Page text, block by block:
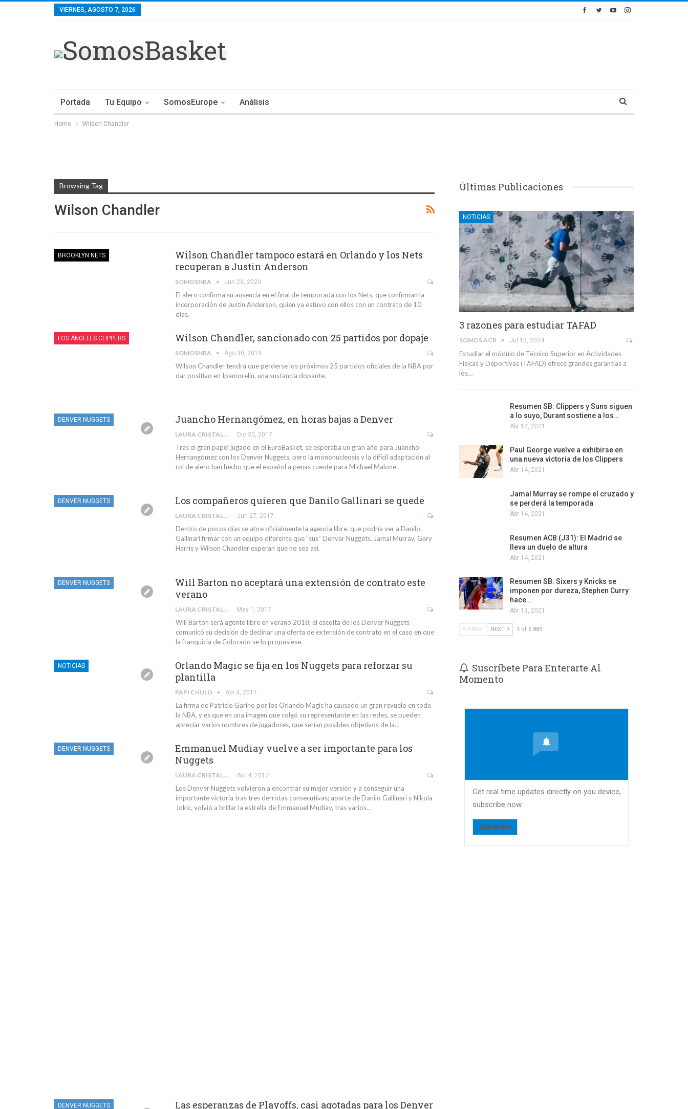
VIERNES, AGOSTO 7, 2026
Portada Tu Equipo SomosEurope Análisis
Home Wilson Chandler
Browsing Tag
Wilson Chandler
BROOKLYN NETS
Wilson Chandler tampoco estará en Orlando y los Nets
recuperan a Justin Anderson
SOMOSNBA Jun 29, 2020
El alero confirma su ausencia en el final de temporada con los Nets, que confirman la
incorporación de Justin Anderson, quien ya estuvo con ellos con un contrato de 10
días.
LOS ÁNGELES CLIPPERS Wilson Chandler, sancionado con 25 partidos por dopaje
SOMOSNBA Ago 30, 2019
Wilson Chandler tendrá que perderse los próximos 25 partidos oficiales de la NBA por
dar positivo en Ipamorelin, una sustancia dopante.
DENVER NUGGETS Juancho Hernangómez, en horas bajas a Denver
LAURA CRISTALDI Dic 30, 2017
Tras el gran papel jugado en el EuroBasket, se esperaba un gran año para Juancho
Hernangómez con los Denver Nuggets, pero la mononucleosis y la difícil adaptación al
rol de alero han hecho que el español a penas cuente para Michael Malone.
DENVER NUGGETS Los compañeros quieren que Danilo Gallinari se quede
LAURA CRISTALDI Jun 27, 2017
Dentro de pocos días se abre oficialmente la agencia libre, que podría ver a Danilo
Gallinari firmar con un equipo diferente que “sus” Denver Nuggets. Jamal Murray, Gary
Harris y Wilson Chandler esperan que no sea así.
DENVER NUGGETS
Will Barton no aceptará una extensión de contrato este
verano
LAURA CRISTALDI May 1, 2017
Will Barton será agente libre en verano 2018; el escolta de los Denver Nuggets
comunicó su decisión de declinar una oferta de extensión de contrato en el caso en que
la franquicia de Colorado se lo propusiese.
NOTICIAS
Orlando Magic se fija en los Nuggets para reforzar su
plantilla
PAPI CHULO Abr 4, 2017
La firma de Patricio Garino por los Orlando Magic ha causado un gran revuelo en toda
la NBA, y es que en una imagen que colgó su representante en las redes, se pueden
apreciar varios nombres de jugadores, que serían posibles objetivos de la…
DENVER NUGGETS
Emmanuel Mudiay vuelve a ser importante para los
Nuggets
LAURA CRISTALDI Abr 4, 2017
Los Denver Nuggets volvieron a encontrar su mejor versión y a conseguir una
importante victoria tras tres derrotas consecutivas; aparte de Danilo Gallinari y Nikola
Jokic, volvió a brillar la estrella de Emmanuel Mudiay, tras varios…
DENVER NUGGETS
Las esperanzas de Playoffs, casi agotadas para los Denver
Últimas Publicaciones
NOTICIAS
3 razones para estudiar TAFAD
SOMOS ACB Jul 10, 2024
Estudiar el módulo de Técnico Superior en Actividades
Físicas y Deportivas (TAFAD) ofrece grandes garantías a
los…
Resumen SB: Clippers y Suns siguen
a lo suyo, Durant sostiene a los…
Abr 14, 2021
Paul George vuelve a exhibirse en
una nueva victoria de los Clippers
Abr 14, 2021
Jamal Murray se rompe el cruzado y
se perderá la temporada
Abr 14, 2021
Resumen ACB (J31): El Madrid se
lleva un duelo de altura
Abr 14, 2021
Resumen SB: Sixers y Knicks se
imponen por dureza, Stephen Curry
hace…
Abr 13, 2021
PREV NEXT 1 of 5.889
Suscríbete Para Enterarte Al
Momento
Get real time updates directly on you device,
subscribe now.
Subscribe